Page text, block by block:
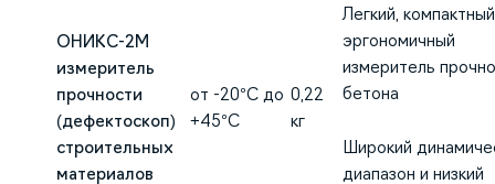
ОНИКС-2М
измеритель
прочности
(дефектоскоп)
строительных
материалов
от -20°С до
+45°С
0,22
кг
Легкий,
эргономичный
измеритель
бетона
Широкий
диапазон и низкий